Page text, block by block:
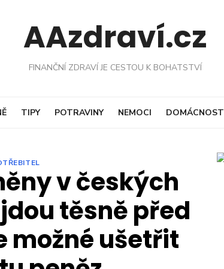
AAzdraví.cz
FINANČNÍ ZDRAVÍ JE CESTOU K BOHATSTVÍ
TIPY POTRAVINY NEMOCI DOMÁCNOST
v českých
těsně před
možné ušetřit